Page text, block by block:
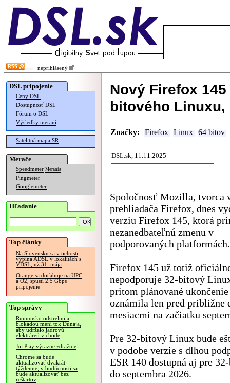
neprihlásený
DSL pripojenie
Ceny DSL
Dostupnosť DSL
Fórum o DSL
Výsledky meraní
Satelitná mapa SR
Merače
Speedmeter Merania
Pingmeter
Googlemeter
Hľadanie
Top články
Na Slovensku sa v tichosti
vypína ADSL v lokalitách s
VDSL, už 31. mája
Orange sa doťahuje na UPC
a O2, spustí 2.5 Gbps
pripojenie
Top správy
Rumunsko odstrelmi a
blokádou mení tok Dunaja,
aby udržalo jadrovú
elektráreň v chode
Joj Play výrazne zdražuje
Chrome sa bude
aktualizovať dvakrát
týždenne, v budúcnosti sa
bude aktualizovať bez
reštartov
Nový Firefox
bitového
Značky: Firefox Linux 64 bitov
DSL.sk, 11.11.2025
Spoločnosť Mozilla, tvorca
prehliadača Firefox, dnes
verziu Firefox 145, ktorá
nezanedbateľnú zmenu v
podporovaných platformách.
Firefox 145 už totiž
nepodporuje 32-bitový
pritom plánované
oznámila len pred približne
mesiacmi na začiatku
Pre 32-bitový Linux bude
v podobe verzie s dlhou
ESR 140 dostupná aj pre
do septembra 2026.